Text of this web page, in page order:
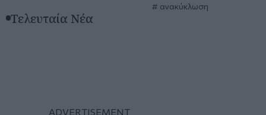
ανακύκλωση
Τελευταία Νέα